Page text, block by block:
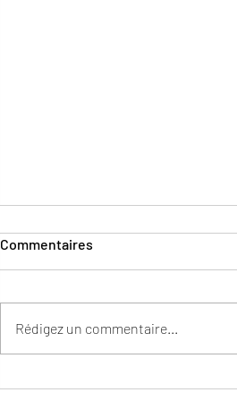
Commentaires
Rédigez un commentaire...